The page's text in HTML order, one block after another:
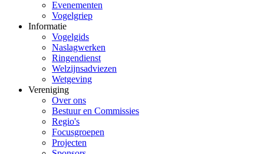
Evenementen
Vogelgriep
Informatie
Vogelgids
Naslagwerken
Ringendienst
Welzijnsadviezen
Wetgeving
Vereniging
Over ons
Bestuur en Commissies
Regio's
Focusgroepen
Projecten